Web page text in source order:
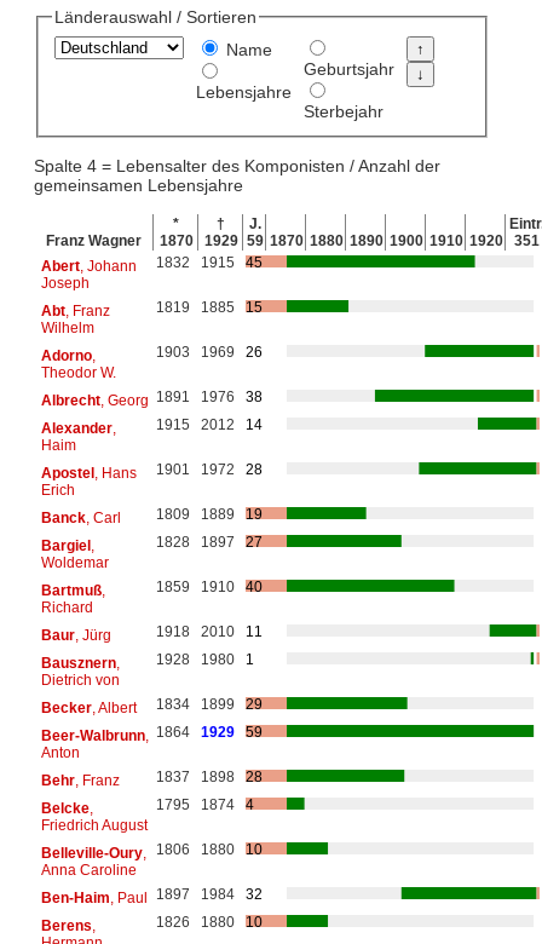
Länderauswahl / Sortieren
Name
Lebensjahre
Geburtsjahr
Sterbejahr
Spalte 4 = Lebensalter des Komponisten / Anzahl der
gemeinsamen Lebensjahre
Franz Wagner
*
1870
†
1929
J.
59 1870 1880 1890 1900 1910 1920
351
Abert, Johann
Joseph
1832 1915 45
Abt, Franz
Wilhelm
1819 1885 15
Adorno,
Theodor W.
1903 1969 26
Albrecht, Georg 1891 1976
38
Alexander,
Haim
1915 2012 14
Apostel, Hans
Erich
1901 1972 28
Banck, Carl 1809 1889
19
Bargiel,
Woldemar
1828 1897 27
Bartmuß,
Richard
1859 1910 40
Baur, Jürg 1918 2010
11
Bausznern,
Dietrich von
1928 1980 1
Becker, Albert 1834 1899
29
Beer-Walbrunn,
Anton
1864 1929 59
Behr, Franz 1837 1898
28
Belcke,
Friedrich August
1795 1874 4
Belleville-Oury,
Anna Caroline
1806 1880 10
Ben-Haim , Paul 1897 1984
32
Berens
1826 1880 10